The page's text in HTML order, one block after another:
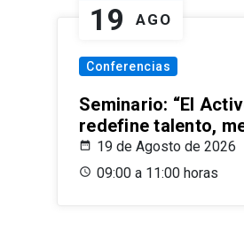
19 AGO
Conferencias
Seminario: “El
redefine talento,
19 de Agosto de 2026
09:00 a 11:00 horas